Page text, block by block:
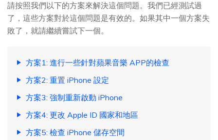
請按照我們以下的方案來解決這個問題。我們已經測試過
了，這些方案對於這個問題是有效的。如果其中一個方案失
敗了，就請繼續嘗試下一個。
方案1: 進行一些針對蘋果音樂 APP的檢查
方案2: 重置 iPhone 設定
方案3: 強制重新啟動 iPhone
方案4: 更改 Apple ID 國家和地區
方案5: 檢查 iPhone 儲存空間